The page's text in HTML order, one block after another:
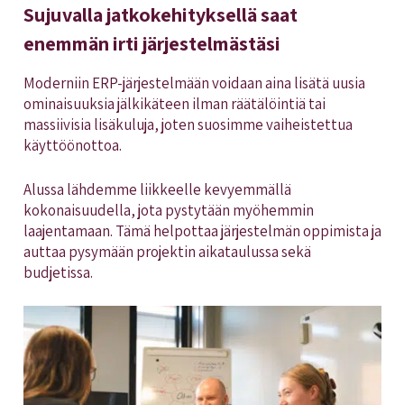
Sujuvalla jatkokehityksellä saat
enemmän irti järjestelmästäsi
Moderniin ERP-järjestelmään voidaan aina lisätä uusia
ominaisuuksia jälkikäteen ilman räätälöintiä tai
massiivisia lisäkuluja, joten suosimme vaiheistettua
käyttöönottoa.
Alussa lähdemme liikkeelle kevyemmällä
kokonaisuudella, jota pystytään myöhemmin
laajentamaan. Tämä helpottaa järjestelmän oppimista ja
auttaa pysymään projektin aikataulussa sekä
budjetissa.